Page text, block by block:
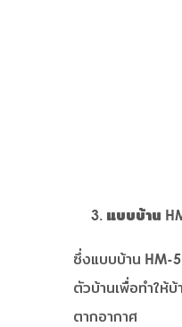
แบบบ้าน
ซึ่งแบบบ้าน HM-
ตัวบ้านเพื่อทำให้
ตากอากาศ